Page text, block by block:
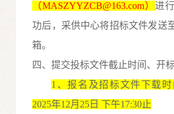
（MASZYYZCB@163.com） 进
功后 ，采供中心将招标文件发送
箱。
四、提交投标文件截止时间、开
1 、报名及招标文件下载时
2025年12月25 日 下午17:30止